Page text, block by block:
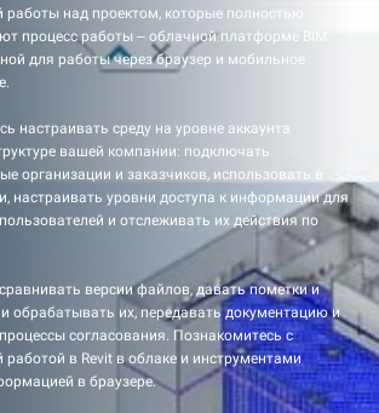
работы над проектом, которые полностью
процесс работы – облачной платформе BIM
для работы через браузер и мобильное
настраивать среду на уровне аккаунта
вашей компании: подключать
организации и заказчиков, использовать в
настраивать уровни доступа к информации для
и отслеживать их действия по
версии файлов, давать пометки и
обрабатывать их, передавать документацию и
согласования. Познакомитесь с
работой в Revit в облаке и инструментами
в браузере.